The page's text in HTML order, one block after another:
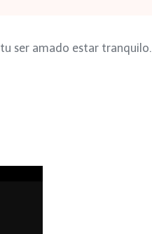
ser amado estar tranquilo.